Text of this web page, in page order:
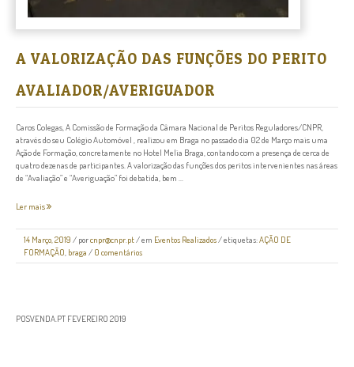
A VALORIZAÇÃO DAS FUNÇÕES DO PERITO
AVALIADOR/AVERIGUADOR
Caros Colegas, A Comissão de Formação da Câmara Nacional de Peritos Reguladores/CNPR,
através do seu Colégio Automóvel , realizou em Braga no passado dia 02 de Março mais uma
Ação de Formação, concretamente no Hotel Melia Braga, contando com a presença de cerca de
quatro dezenas de participantes. A valorização das funções dos peritos intervenientes nas áreas
de “Avaliação” e “Averiguação” foi debatida, bem ...
Ler mais
14 Março, 2019 / porcnpr@cnpr.pt/ em Eventos Realizados/ etiquetas:AÇÃO DE
FORMAÇÃO, braga / 0 comentários
POSVENDA.PT FEVEREIRO 2019